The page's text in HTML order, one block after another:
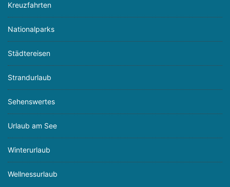
Kreuzfahrten
Nationalparks
Städtereisen
Strandurlaub
Sehenswertes
Urlaub am See
Winterurlaub
Wellnessurlaub